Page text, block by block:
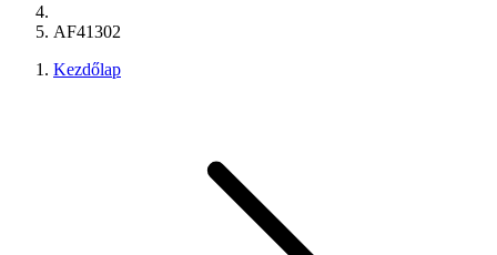
AF41302
Kezdőlap